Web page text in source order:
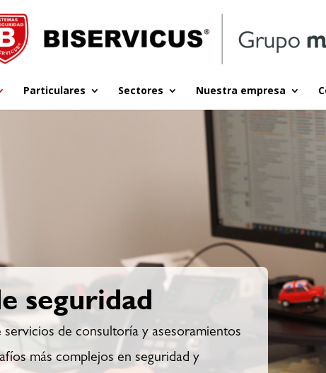
Particulares Sectores Nuestra empresa
seguridad
servicios de consultoría y asesoramientos
más complejos en seguridad y